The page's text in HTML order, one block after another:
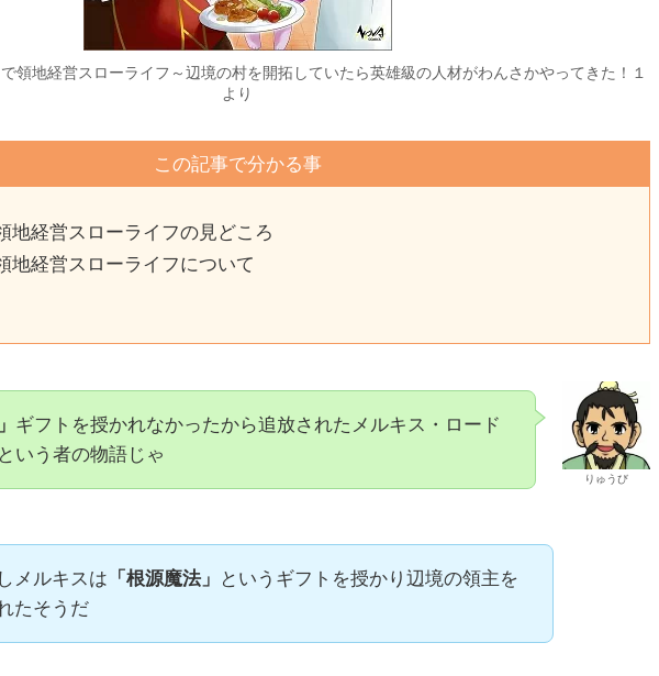
領地経営スローライフ～辺境の村を開拓していたら英雄級の人材がわんさかやってきた！１
より
この記事で分かる事
地経営スローライフの見どころ
地経営スローライフについて
りゅうび
ギフトを授かれなかったから追放されたメルキス・ロード
いう者の物語じゃ
メルキスは 「根源魔法」
というギフトを授かり辺境の領主を
たそうだ